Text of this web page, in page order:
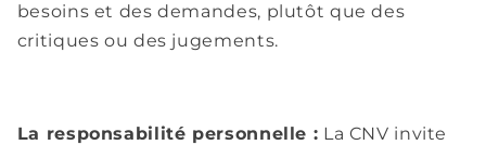
besoins et des demandes, plutôt que des
critiques ou des jugements.
La responsabilité personnelle : La CNV invite